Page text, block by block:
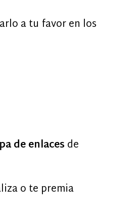
a tu favor en los
de enlaces de
o te premia